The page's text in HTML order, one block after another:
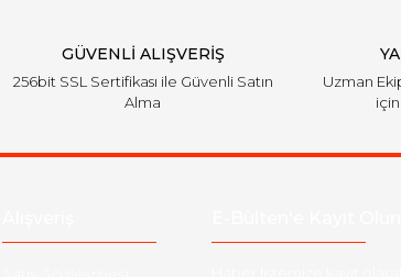
GÜVENLİ ALIŞVERİŞ
256bit SSL Sertifikası ile Güvenli Satın
Alma
Uzman